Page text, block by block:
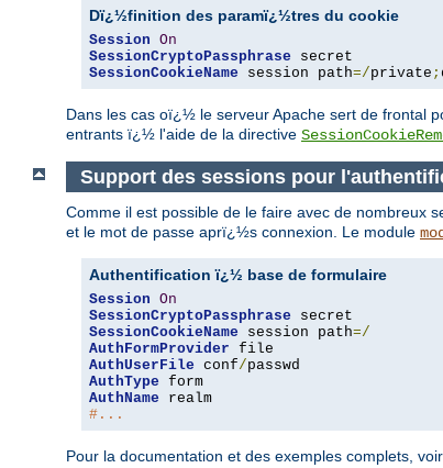
Dï¿½finition des paramï¿½tres du cookie
Session On
SessionCryptoPassphrase
SessionCookieName session path=/private ;
Dans les cas oï¿½ le serveur Apache sert de frontal
entrants ï¿½ l'aide de la directive
Support des sessions pour
Comme il est possible de le faire avec de nombreux
et le mot de passe aprï¿½s connexion. Le module
Authentification ï¿½ base de formulaire
Session On
SessionCryptoPassphrase
SessionCookieName session path=/
AuthFormProvider
AuthUserFile conf/
AuthType
AuthName
#...
Pour la documentation et des exemples complets,